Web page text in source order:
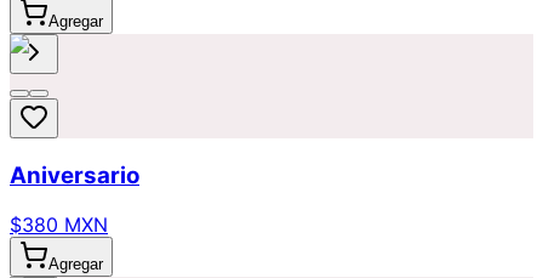
Agregar
Aniversario
$380 MXN
Agregar